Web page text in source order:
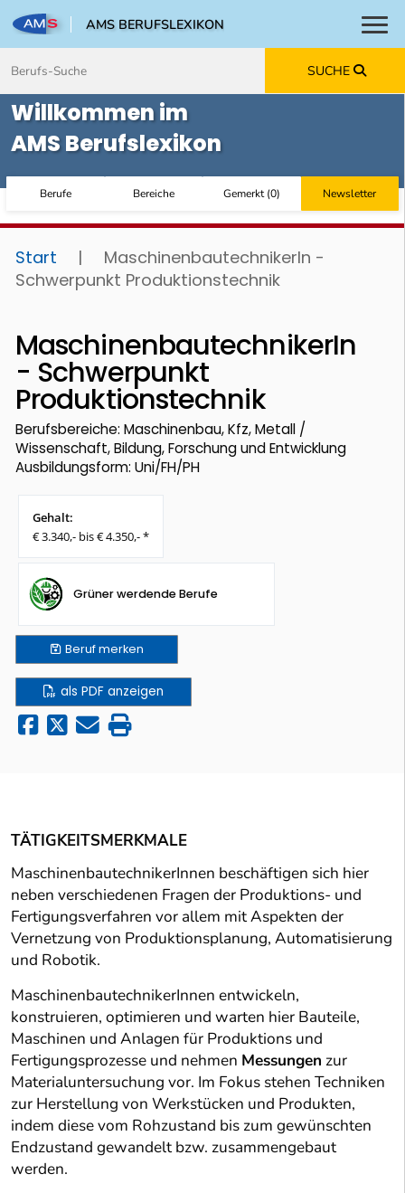
AMS BERUFSLEXIKON
SUCHE
Willkommen im
AMS Berufslexikon
Berufe Bereiche Gemerkt(0) Newsletter
Start |
MaschinenbautechnikerIn -
Schwerpunkt Produktionstechnik
MaschinenbautechnikerIn
- Schwerpunkt
Produktionstechnik
Berufsbereiche: Maschinenbau, Kfz, Metall /
Wissenschaft, Bildung, Forschung und Entwicklung
Ausbildungsform: Uni/FH/PH
Gehalt:
€ 3.340,- bis € 4.350,- *
Grüner werdende Berufe
Berufmerken
als PDF anzeigen
TÄTIGKEITSMERKMALE
MaschinenbautechnikerInnen beschäftigen sich hier
neben verschiedenen Fragen der Produktions- und
Fertigungsverfahren vor allem mit Aspekten der
Vernetzung von Produktionsplanung, Automatisierung
und Robotik.
MaschinenbautechnikerInnen entwickeln,
konstruieren, optimieren und warten hier Bauteile,
Maschinen und Anlagen für Produktions und
Fertigungsprozesse und nehmen Messungen zur
Materialuntersuchung vor. Im Fokus stehen Techniken
zur Herstellung von Werkstücken und Produkten,
indem diese vom Rohzustand bis zum gewünschten
Endzustand gewandelt bzw. zusammengebaut
werden.